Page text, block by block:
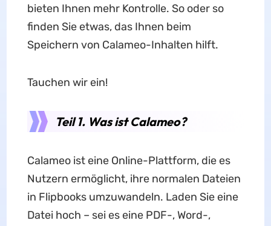
bieten Ihnen mehr Kontrolle. So oder so
finden Sie etwas, das Ihnen beim
Speichern von Calameo-Inhalten hilft.
Tauchen wir ein!
Teil 1. Was ist Calameo?
Calameo ist eine Online-Plattform, die es
Nutzern ermöglicht, ihre normalen Dateien
in Flipbooks umzuwandeln. Laden Sie eine
Datei hoch – sei es eine PDF-, Word-,